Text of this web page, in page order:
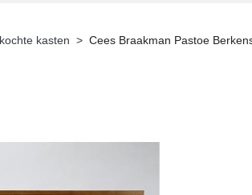
kasten Cees Braakman Pastoe